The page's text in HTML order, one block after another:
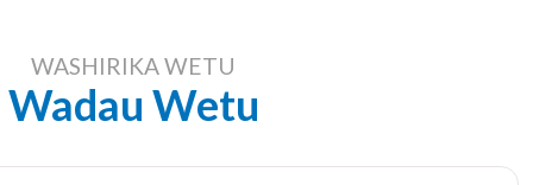
chini ya kifungu cha nne (4) cha sheria ya
WASHIRIKA WETU
Wadau Wetu